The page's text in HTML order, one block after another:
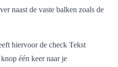
naast de vaste balken zoals de
hiervoor de check Tekst
één keer naar je